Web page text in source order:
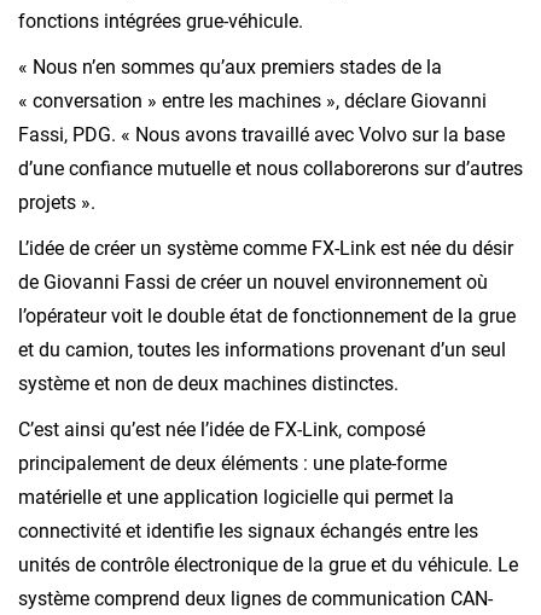
fonctions intégrées grue-véhicule.
« Nous n’en sommes qu’aux premiers stades de la
« conversation » entre les machines », déclare Giovanni
Fassi, PDG. « Nous avons travaillé avec Volvo sur la base
d’une confiance mutuelle et nous collaborerons sur d’autres
projets ».
L’idée de créer un système comme FX-Link est née du désir
de Giovanni Fassi de créer un nouvel environnement où
l’opérateur voit le double état de fonctionnement de la grue
et du camion, toutes les informations provenant d’un seul
système et non de deux machines distinctes.
C’est ainsi qu’est née l’idée de FX-Link, composé
principalement de deux éléments : une plate-forme
matérielle et une application logicielle qui permet la
connectivité et identifie les signaux échangés entre les
unités de contrôle électronique de la grue et du véhicule. Le
système comprend deux lignes de communication CAN-